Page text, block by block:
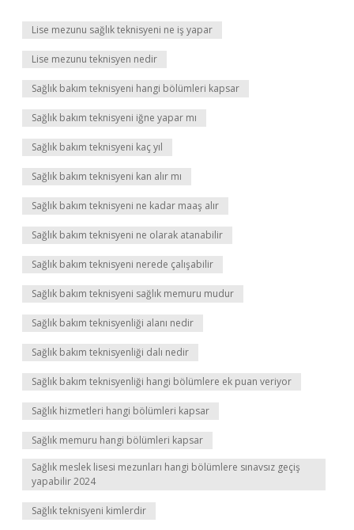
Lise mezunu sağlık teknisyeni ne iş yapar
Lise mezunu teknisyen nedir
Sağlık bakım teknisyeni hangi bölümleri kapsar
Sağlık bakım teknisyeni iğne yapar mı
Sağlık bakım teknisyeni kaç yıl
Sağlık bakım teknisyeni kan alır mı
Sağlık bakım teknisyeni ne kadar maaş alır
Sağlık bakım teknisyeni ne olarak atanabilir
Sağlık bakım teknisyeni nerede çalışabilir
Sağlık bakım teknisyeni sağlık memuru mudur
Sağlık bakım teknisyenliği alanı nedir
Sağlık bakım teknisyenliği dalı nedir
Sağlık bakım teknisyenliği hangi bölümlere ek puan veriyor
Sağlık hizmetleri hangi bölümleri kapsar
Sağlık memuru hangi bölümleri kapsar
Sağlık meslek lisesi mezunları hangi bölümlere sınavsız geçiş
yapabilir 2024
Sağlık teknisyeni kimlerdir